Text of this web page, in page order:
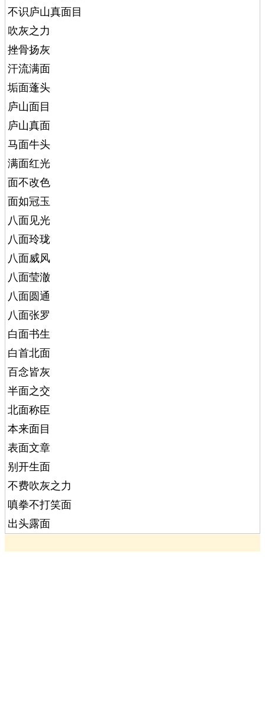
不识庐山真面目
吹灰之力
挫骨扬灰
汗流满面
垢面蓬头
庐山面目
庐山真面
马面牛头
满面红光
面不改色
面如冠玉
八面见光
八面玲珑
八面威风
八面莹澈
八面圆通
八面张罗
白面书生
白首北面
百念皆灰
半面之交
北面称臣
本来面目
表面文章
别开生面
不费吹灰之力
嗔拳不打笑面
出头露面